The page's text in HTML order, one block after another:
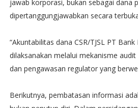
jawab korporasi, bukan sebagai dana
dipertanggungjawabkan secara
“Akuntabilitas dana CSR/TJSL PT
dilaksanakan melalui mekanisme
dan pengawasan regulator yang
Berikutnya, pembatasan informasi